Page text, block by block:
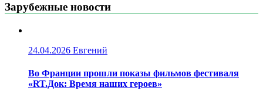
Зарубежные новости
24.04.2026 Евгений
Во Франции прошли показы фильмов фестиваля
«RT.Док: Время наших героев»